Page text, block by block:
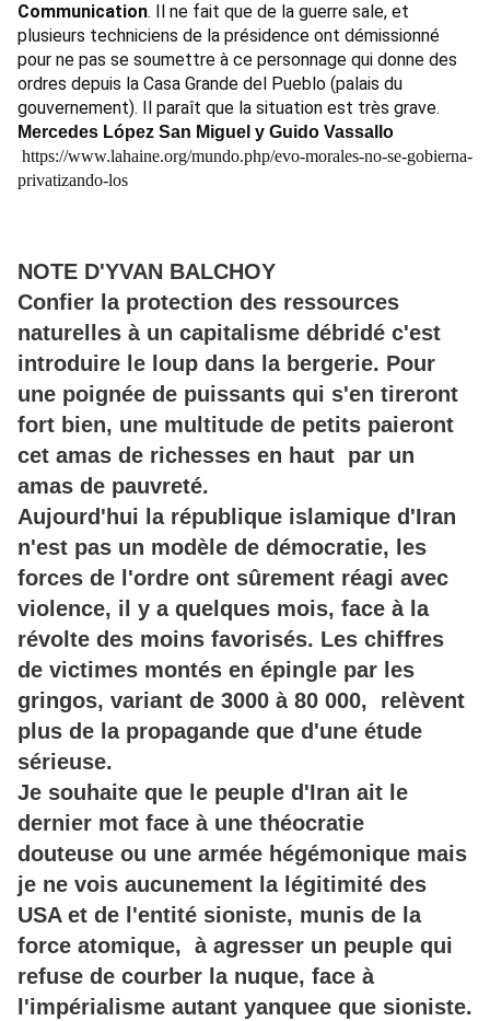
Communication. Il ne fait que de la guerre sale, et
plusieurs techniciens de la présidence ont démissionné
pour ne pas se soumettre à ce personnage qui donne des
ordres depuis la Casa Grande del Pueblo (palais du
gouvernement). Il paraît que la situation est très grave.
Mercedes López San Miguel y Guido Vassallo
https://www.lahaine.org/mundo.php/evo-morales-no-se-gobierna-
privatizando-los
NOTE D'YVAN BALCHOY
Confier la protection des ressources
naturelles à un capitalisme débridé c'est
introduire le loup dans la bergerie. Pour
une poignée de puissants qui s'en tireront
fort bien, une multitude de petits paieront
cet amas de richesses en haut par un
amas de pauvreté.
Aujourd'hui la république islamique d'Iran
n'est pas un modèle de démocratie, les
forces de l'ordre ont sûrement réagi avec
violence, il y a quelques mois, face à la
révolte des moins favorisés. Les chiffres
de victimes montés en épingle par les
gringos, variant de 3000 à 80 000, relèvent
plus de la propagande que d'une étude
sérieuse.
Je souhaite que le peuple d'Iran ait le
dernier mot face à une théocratie
douteuse ou une armée hégémonique mais
je ne vois aucunement la légitimité des
USA et de l'entité sioniste, munis de la
force atomique, à agresser un peuple qui
refuse de courber la nuque, face à
l'impérialisme autant yanquee que sioniste.